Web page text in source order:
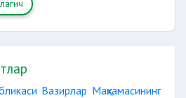
Вазирлар Маҳкамасининг